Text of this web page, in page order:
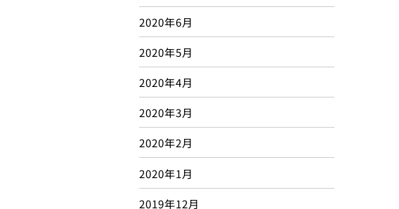
2020年6月
2020年5月
2020年4月
2020年3月
2020年2月
2020年1月
2019年12月